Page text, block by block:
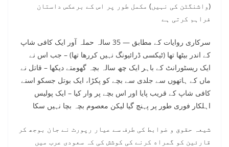
(واشنگٹن کی نہیں) مکمل طور پر اس کے برعکس داستان
فراہم کرتی ہے
سرکاری روایات کے مطابق — 35 سالہ حملہ آور ایک کافی شاپ
کے اندر بیٹھا تھا (ٹیکسی ڈرائیونگ نہیں کررها تها) – جب اس نے
ایک ریسٹورانٹ کے باہر ایک چھ سالہ بچہ گھومتے دیکھا – قاتل نے
ماں کے ہاتھوں سے جلدی سے بچے کو پکڑا، ایک بوتل جسکو اسنے
کافی شاپ کے قریب پایا اور اس بچے پر وار کیا – ایک پولیس
اہلکار فوری طور پر پہنچ گیا لیکن معصوم بچہ بچا نہیں سکا
شیعہ حقوق و ضوابط کی طرف سے عیار رپورٹ نے جان بوجھ کر
قارئین کو گمراه کرنے کی کوشش کی کہ سعودی عرب میں